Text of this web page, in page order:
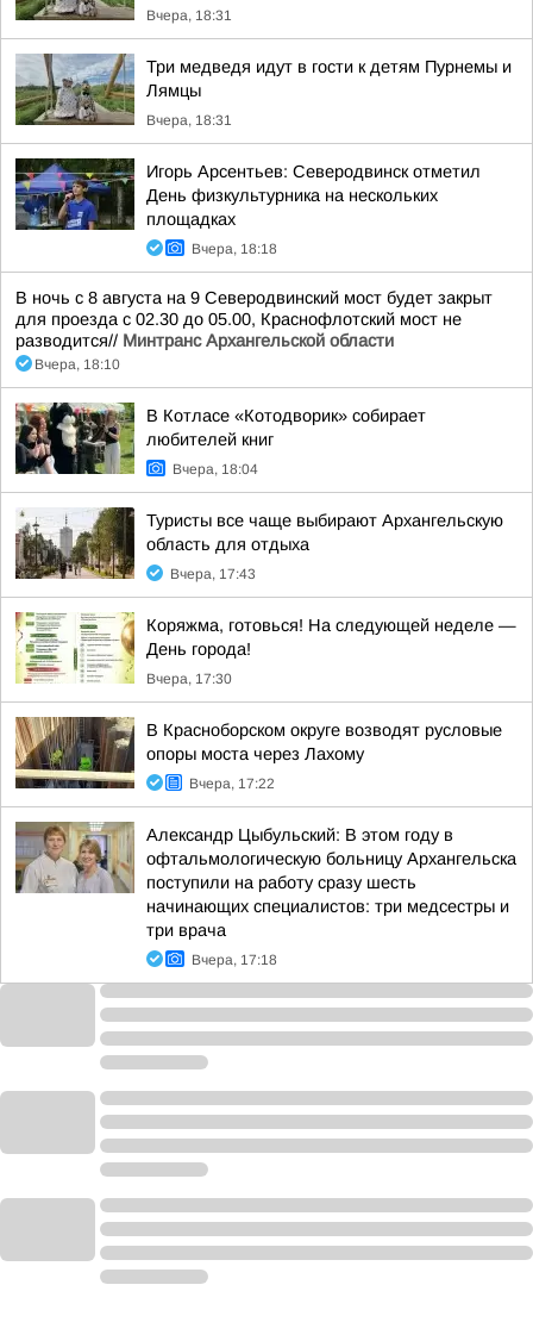
Вчера, 18:31
Три медведя идут в гости к детям Пурнемы и
Лямцы
Вчера, 18:31
Игорь Арсентьев: Северодвинск отметил
День физкультурника на нескольких
площадках
Вчера, 18:18
В ночь с 8 августа на 9 Северодвинский мост будет закрыт
для проезда с 02.30 до 05.00, Краснофлотский мост не
разводится// Минтранс Архангельской области
Вчера, 18:10
В Котласе «Котодворик» собирает
любителей книг
Вчера, 18:04
Туристы все чаще выбирают Архангельскую
область для отдыха
Вчера, 17:43
Коряжма, готовься! На следующей неделе —
День города!
Вчера, 17:30
В Красноборском округе возводят русловые
опоры моста через Лахому
Вчера, 17:22
Александр Цыбульский: В этом году в
офтальмологическую больницу Архангельска
поступили на работу сразу шесть
начинающих специалистов: три медсестры и
три врача
Вчера, 17:18